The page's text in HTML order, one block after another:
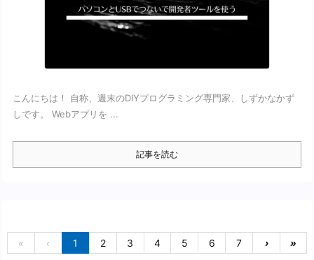
こんにちは！ 自称、週末のDIYプログラミング専門家、しずかなかず
しです。 Webアプリを ...
記事を読む
« ‹ 1 2 3 4 5 6 7 › »